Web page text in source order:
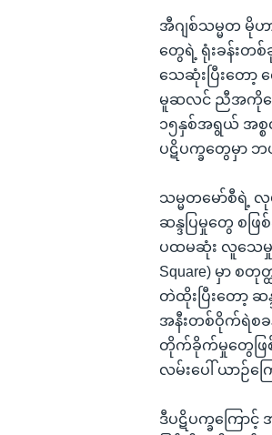
အီဂျစ်သမ္မတ မို
တွေရဲ့ ရုံးခန်းတ
သေဆုံးပြီးတေ
မူဆလင် ညီအကိုတ
၁၅နှစ်အရွယ် အစ္စ
ပဋိပက္ခတွေမှာ
သမ္မတမော်စီရဲ့
ဆန္ဒပြမှုတွေ စ
ပထမဆုံး လူသေမှုဖ
Square) မှာ စ
တဲထိုးပြီးတော့ ဆ
အနီးတစ်ဝိုက်ရဲစခ
တိုက်ခိုက်မှုတွေဖြစ်
လမ်းပေါ် ယာဉ်
ဒီပဋိပက္ခကြော